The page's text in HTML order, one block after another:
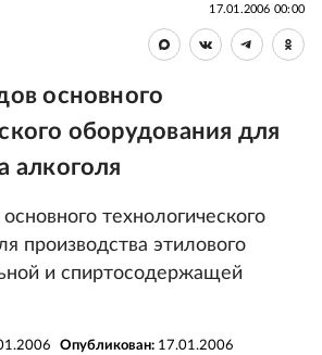
17.01.2006 00:00
основного
оборудования для
алкоголя
технологического
производства этилового
и спиртосодержащей
Опубликован: 17.01.2006